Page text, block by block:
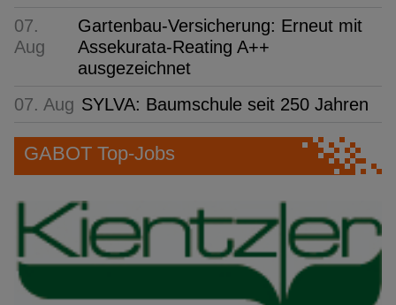
07.
Aug
Gartenbau-Versicherung: Erneut mit
Assekurata-Reating A++
ausgezeichnet
07. Aug SYLVA: Baumschule seit 250 Jahren
GABOT Top-Jobs